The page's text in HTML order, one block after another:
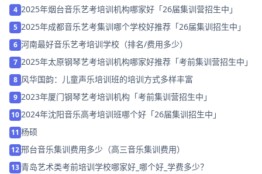
4 2025年烟台音乐艺考培训机构哪家好「26届集训营招生中」
5 2025年成都音乐艺考集训哪个学校好推荐「26届集训招生中」
6 河南最好音乐艺考培训学校（排名/费用多少）
7 2025年太原钢琴艺考培训机构哪家好推荐「考前集训营招生中」
8 风华国韵：儿童声乐培训班的培训方式多样丰富
9 2023年厦门钢琴艺考培训机构「考前集训营招生中」
10 2024年沈阳音乐高考培训班哪个好「26届集训招生中」
11 杨硕
12邢台音乐集训费用多少（高三音乐集训费用）
13青岛艺术类考前培训学校哪家好_哪个好_学费多少？